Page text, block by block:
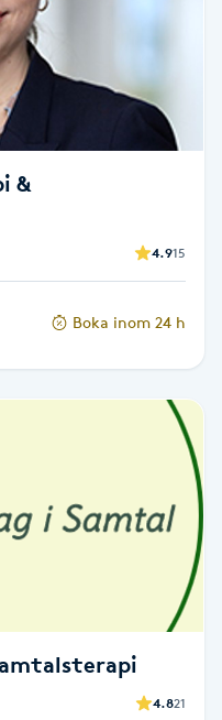
&
4.915
Boka inom 24 h
4.821